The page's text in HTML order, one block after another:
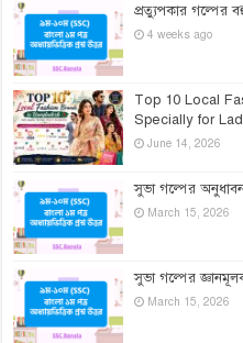
প্রত্যুপকার গল্পের
4 weeks ago
Top 10 Local
Specially for
June 14, 2026
সুভা গল্পের
March 15, 2026
সুভা গল্পের
March 15, 2026